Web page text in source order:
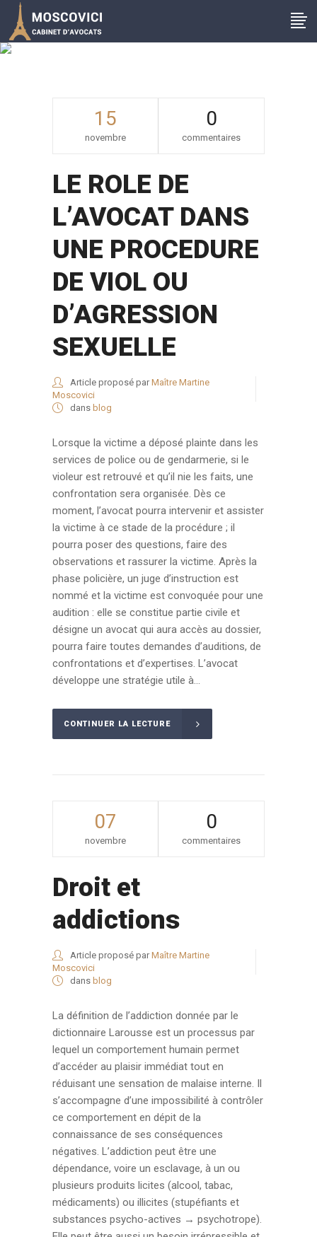
15
novembre
0
commentaires
LE ROLE DE
L’AVOCAT DANS
UNE PROCEDURE
DE VIOL OU
D’AGRESSION
SEXUELLE
Article proposé par Maître Martine
Moscovici
dans blog
Lorsque la victime a déposé plainte dans les
services de police ou de gendarmerie, si le
violeur est retrouvé et qu’il nie les faits, une
confrontation sera organisée. Dès ce
moment, l’avocat pourra intervenir et assister
la victime à ce stade de la procédure ; il
pourra poser des questions, faire des
observations et rassurer la victime. Après la
phase policière, un juge d’instruction est
nommé et la victime est convoquée pour une
audition : elle se constitue partie civile et
désigne un avocat qui aura accès au dossier,
pourra faire toutes demandes d’auditions, de
confrontations et d’expertises. L’avocat
développe une stratégie utile à...
CONTINUER LA LECTURE
07
novembre
0
commentaires
Droit et
addictions
Article proposé par Maître Martine
Moscovici
dans blog
La définition de l’addiction donnée par le
dictionnaire Larousse est un processus par
lequel un comportement humain permet
d’accéder au plaisir immédiat tout en
réduisant une sensation de malaise interne. Il
s’accompagne d’une impossibilité à contrôler
ce comportement en dépit de la
connaissance de ses conséquences
négatives. L’addiction peut être une
dépendance, voire un esclavage, à un ou
plusieurs produits licites (alcool, tabac,
médicaments) ou illicites (stupéfiants et
substances psycho-actives → psychotrope).